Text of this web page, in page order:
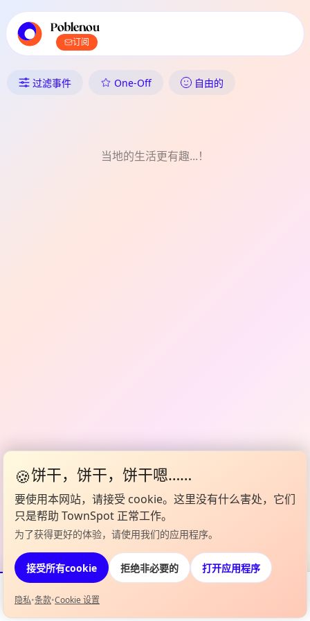
当地活动内容
Poblenou
订阅
Poblenou 中发生了什么：One-
过滤事件 One-Off 自由的
当地的生活更有趣...！
活动
🍪饼干，饼干，饼干嗯……
要使用本网站，请接受 cookie。这里没有什么害处，它们
只是帮助 TownSpot 正常工作。
为了获得更好的体验，请使用我们的应用程序。
接受所有cookie 拒绝非必要的 打开应用程序
隐私•条款•Cookie 设置